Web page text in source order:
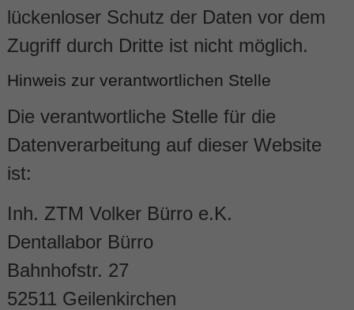
lückenloser Schutz der Daten vor dem
Zugriff durch Dritte ist nicht möglich.
Hinweis zur verantwortlichen Stelle
Die verantwortliche Stelle für die
Datenverarbeitung auf dieser Website
ist:
Inh. ZTM Volker Bürro e.K.
Dentallabor Bürro
Bahnhofstr. 27
52511 Geilenkirchen